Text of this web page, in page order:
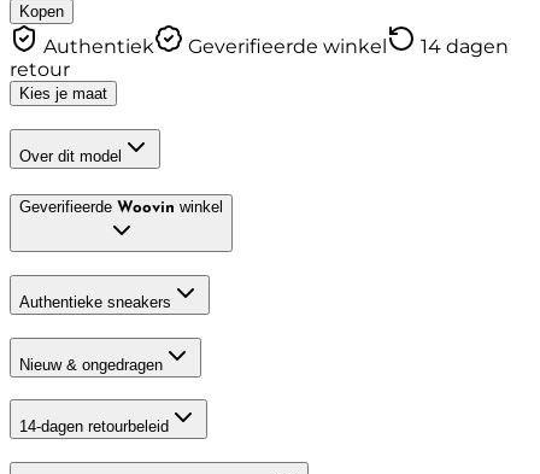
Kopen
Authentiek Geverifieerde winkel
14 dagen
retour
Kies je maat
Over dit model
Geverifieerde Woovin winkel
Authentieke sneakers
Nieuw & ongedragen
14-dagen retourbeleid